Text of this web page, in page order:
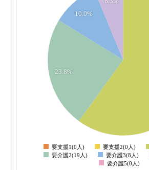
23.8%
10.0%
0
要支援1(0人) 要支援2(0人)
要介護2(19人)
要介護3(8人)
要介護5(0人)